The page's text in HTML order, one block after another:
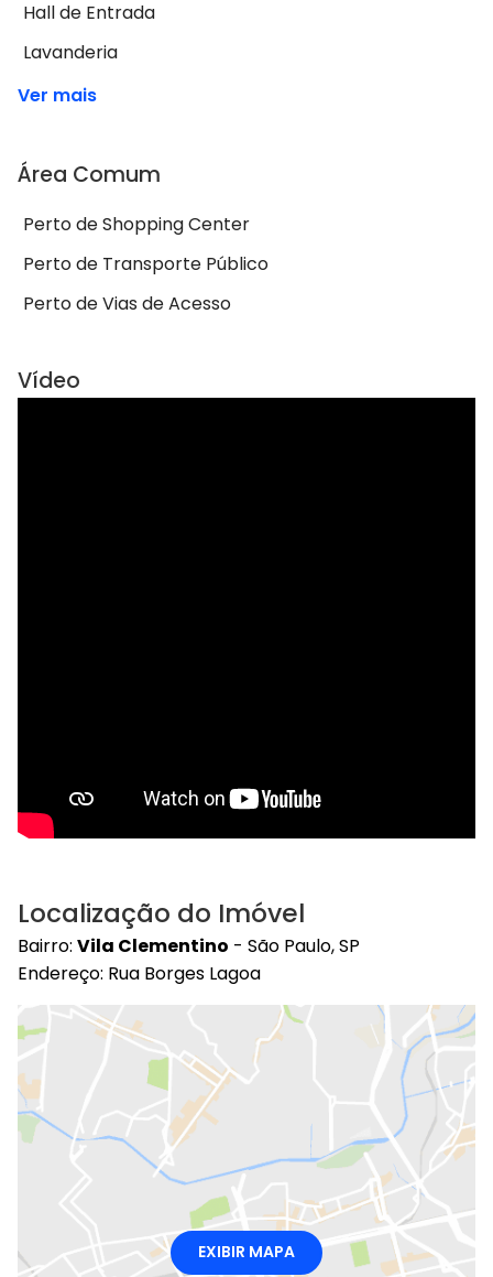
Hall de Entrada
Lavanderia
Ver mais
Área Comum
Perto de Shopping Center
Perto de Transporte Público
Perto de Vias de Acesso
Vídeo
Localização do Imóvel
Bairro: Vila Clementino - São Paulo, SP
Endereço: Rua Borges Lagoa
EXIBIR MAPA